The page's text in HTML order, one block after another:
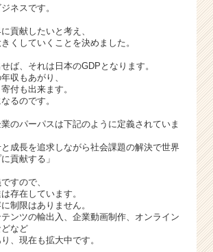
か
ス
ウ
ト
が
く
活
サ
イ
ト
チ
ア
キ
ネスです。
貢献したいと考え、
くしていくことを決めました。
ば、それは日本のGDPとなります。
収もあがり、
付も出来ます。
るのです。
のパーパスは下記のように定義されていま
と成長を追求しながら社会課題の解決で世界
貢献する」
すので、
存在しています。
制限はありません。
ンツの輸出入、企業動画制作、オンライン
など
、現在も拡大中です。